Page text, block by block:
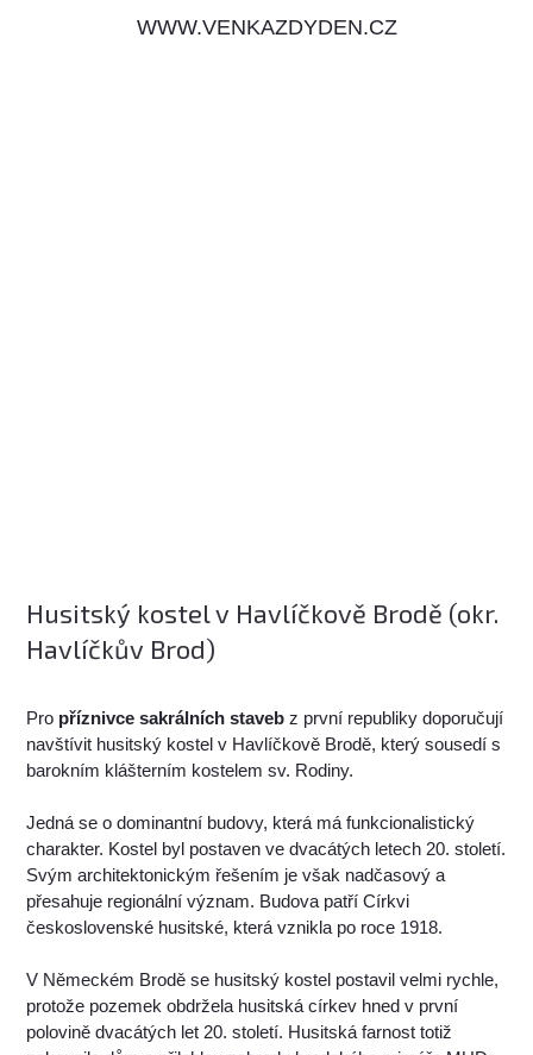
WWW.VENKAZDYDEN.CZ
Husitský kostel v Havlíčkově Brodě (okr.
Havlíčkův Brod)
Pro příznivce sakrálních staveb z první republiky doporučují
navštívit husitský kostel v Havlíčkově Brodě, který sousedí s
barokním klášterním kostelem sv. Rodiny.
Jedná se o dominantní budovy, která má funkcionalistický
charakter. Kostel byl postaven ve dvacátých letech 20. století.
Svým architektonickým řešením je však nadčasový a
přesahuje regionální význam. Budova patří Církvi
československé husitské, která vznikla po roce 1918.
V Německém Brodě se husitský kostel postavil velmi rychle,
protože pozemek obdržela husitská církev hned v první
polovině dvacátých let 20. století. Husitská farnost totiž